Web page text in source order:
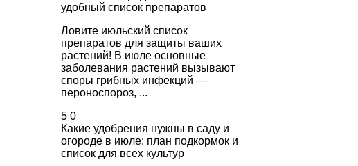
удобный список препаратов
Ловите июльский список
препаратов для защиты ваших
растений! В июле основные
заболевания растений вызывают
споры грибных инфекций —
пероноспороз, ...
5 0
Какие удобрения нужны в саду и
огороде в июле: план подкормок и
список для всех культур